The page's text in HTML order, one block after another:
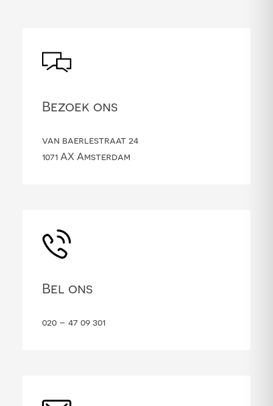
Bezoek ons
van baerlestraat 24
1071 AX Amsterdam
Bel ons
020 – 47 09 301